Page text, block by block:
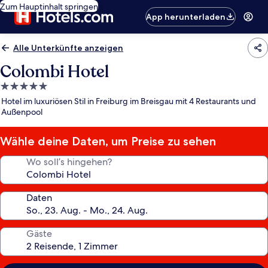
Zum Hauptinhalt springen
App herunterladen
Alle Unterkünfte anzeigen
Colombi Hotel
5.0-
Sterne-
Unterkunft
Hotel im luxuriösen Stil in Freiburg im Breisgau mit 4 Restaurants und
Außenpool
Wähle deine Daten, um Preise zu sehen
Wo soll’s hingehen?
Daten
Gäste